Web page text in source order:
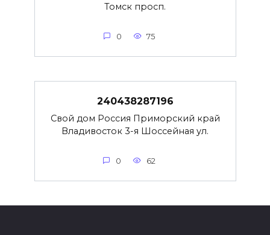
Томск просп.
0 75
240438287196
Свой дом Россия Приморский край
Владивосток 3-я Шоссейная ул.
0 62